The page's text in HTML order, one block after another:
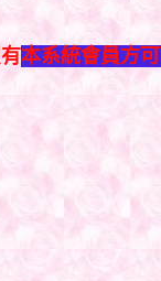
本系統會員方